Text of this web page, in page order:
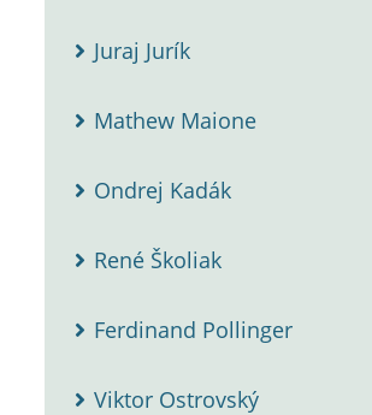
Juraj Jurík
Mathew Maione
Ondrej Kadák
René Školiak
Ferdinand Pollinger
Viktor Ostrovský